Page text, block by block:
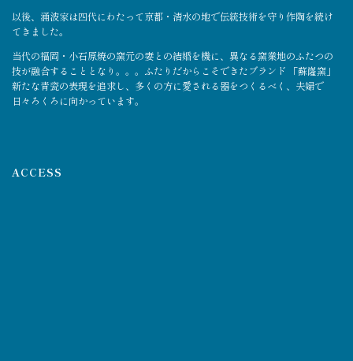
以後、涌波家は四代にわたって京都・清水の地で伝統技術を守り作陶を続け
てきました。
当代の福岡・小石原焼の窯元の妻との結婚を機に、異なる窯業地のふたつの
技が融合することとなり。。。ふたりだからこそできたブランド 「蘇嶐窯」
新たな青瓷の表現を追求し、多くの方に愛される器をつくるべく、夫婦で
日々ろくろに向かっています。
ACCESS